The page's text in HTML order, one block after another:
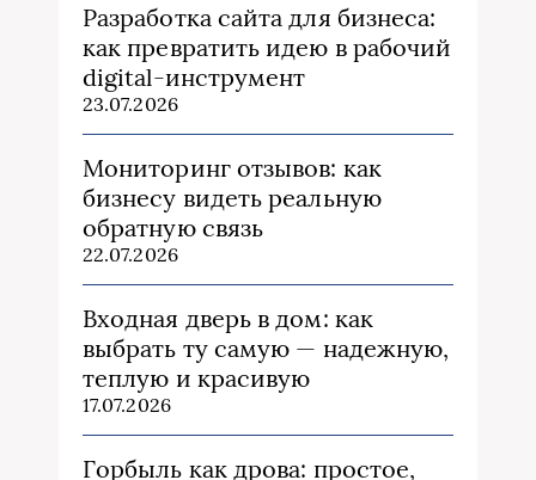
Разработка сайта для бизнеса:
как превратить идею в рабочий
digital-инструмент
23.07.2026
Мониторинг отзывов: как
бизнесу видеть реальную
обратную связь
22.07.2026
Входная дверь в дом: как
выбрать ту самую — надежную,
теплую и красивую
17.07.2026
Горбыль как дрова: простое,